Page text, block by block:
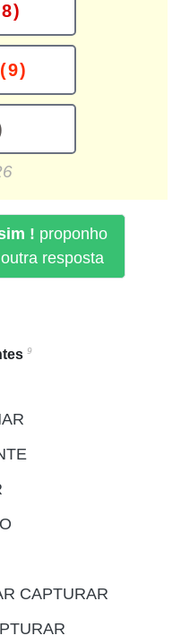
(9)
! proponho
outra resposta
9
CAPTURAR